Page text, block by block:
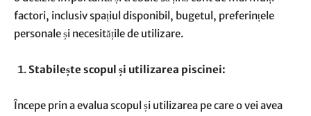
factori, inclusiv spațiul disponibil, bugetul, preferințele
personale și necesitățile de utilizare.
Stabilește scopul și utilizarea piscinei:
Începe prin a evalua scopul și utilizarea pe care o vei avea